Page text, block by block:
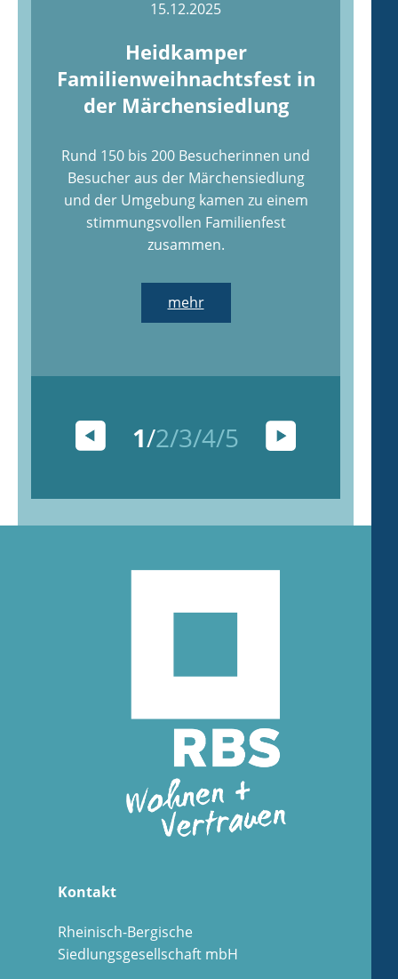
15.12.2025
Heidkamper
Familienweihnachtsfest in
der Märchensiedlung
Rund 150 bis 200 Besucherinnen und
Besucher aus der Märchensiedlung
und der Umgebung kamen zu einem
stimmungsvollen Familienfest
zusammen.
mehr
1 2 3 4 5
Kontakt
Rheinisch-Bergische
Siedlungsgesellschaft mbH